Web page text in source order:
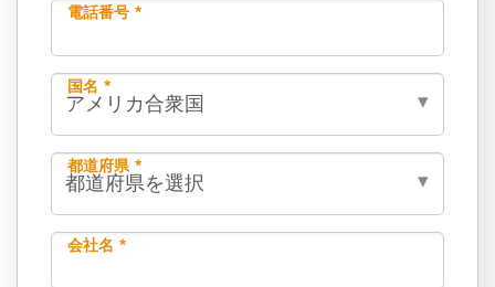
電話番号 *
国名 *
都道府県 *
会社名 *